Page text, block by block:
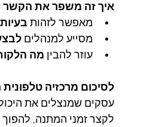
איך זה משפר את הקשר
מאפשר לזהות
מסייע למנהלים
עוזר להבין מה
לסיכום מרכזיה
עסקים שמנצלים את
לקצר זמני המתנה, להפוך